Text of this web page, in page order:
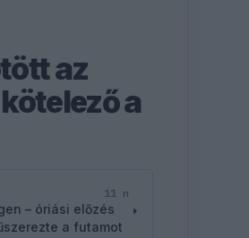
az
a
11 n
– óriási előzés
a futamot